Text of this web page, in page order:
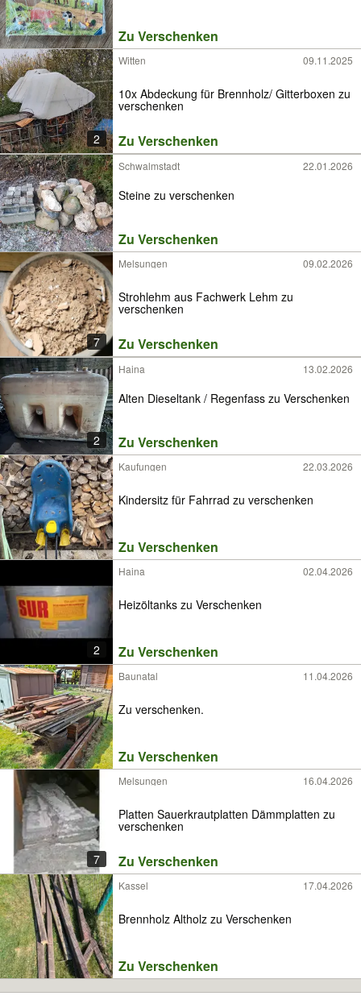
Zu Verschenken
2
Witten 09.11.2025
10x Abdeckung für Brennholz/ Gitterboxen zu
verschenken
Zu Verschenken
Schwalmstadt 22.01.2026
Steine zu verschenken
Zu Verschenken
7
Melsungen 09.02.2026
Strohlehm aus Fachwerk Lehm zu
verschenken
Zu Verschenken
2
Haina 13.02.2026
Alten Dieseltank / Regenfass zu Verschenken
Zu Verschenken
Kaufungen 22.03.2026
Kindersitz für Fahrrad zu verschenken
Zu Verschenken
2
Haina 02.04.2026
Heizöltanks zu Verschenken
Zu Verschenken
Baunatal 11.04.2026
Zu verschenken.
Zu Verschenken
7
Melsungen 16.04.2026
Platten Sauerkrautplatten Dämmplatten zu
verschenken
Zu Verschenken
Kassel 17.04.2026
Brennholz Altholz zu Verschenken
Zu Verschenken